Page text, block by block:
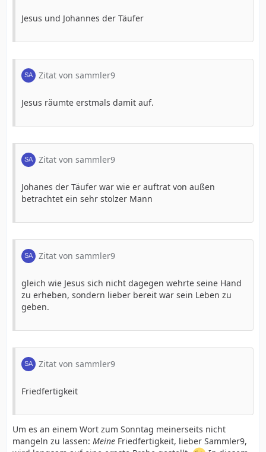
Jesus und Johannes der Täufer
Zitat von sammler9
Jesus räumte erstmals damit auf.
Zitat von sammler9
Johanes der Täufer war wie er auftrat von außen
betrachtet ein sehr stolzer Mann
Zitat von sammler9
gleich wie Jesus sich nicht dagegen wehrte seine Hand
zu erheben, sondern lieber bereit war sein Leben zu
geben.
Zitat von sammler9
Friedfertigkeit
Um es an einem Wort zum Sonntag meinerseits nicht
mangeln zu lassen: Meine Friedfertigkeit, lieber Sammler9,